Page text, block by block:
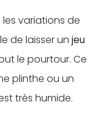
les variations de
de laisser un jeu
le pourtour. Ce
plinthe ou un
très humide.